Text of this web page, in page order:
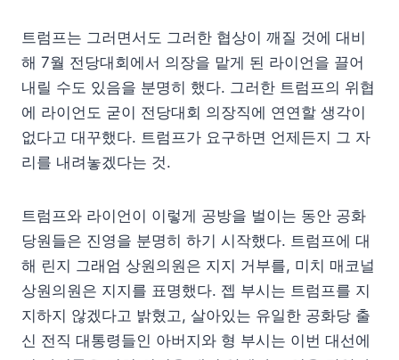
트럼프는 그러면서도 그러한 협상이 깨질 것에 대비
해 7월 전당대회에서 의장을 맡게 된 라이언을 끌어
내릴 수도 있음을 분명히 했다. 그러한 트럼프의 위협
에 라이언도 굳이 전당대회 의장직에 연연할 생각이
없다고 대꾸했다. 트럼프가 요구하면 언제든지 그 자
리를 내려놓겠다는 것.
트럼프와 라이언이 이렇게 공방을 벌이는 동안 공화
당원들은 진영을 분명히 하기 시작했다. 트럼프에 대
해 린지 그래엄 상원의원은 지지 거부를, 미치 매코널
상원의원은 지지를 표명했다. 젭 부시는 트럼프를 지
지하지 않겠다고 밝혔고, 살아있는 유일한 공화당 출
신 전직 대통령들인 아버지와 형 부시는 이번 대선에